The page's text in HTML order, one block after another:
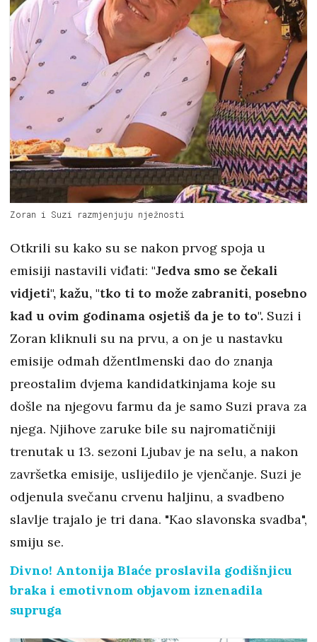
Zoran i Suzi razmjenjuju nježnosti
Otkrili su kako su se nakon prvog spoja u
emisiji nastavili viđati: "Jedva smo se čekali
vidjeti", kažu, "tko ti to može zabraniti, posebno
kad u ovim godinama osjetiš da je to to". Suzi i
Zoran kliknuli su na prvu, a on je u nastavku
emisije odmah džentlmenski dao do znanja
preostalim dvjema kandidatkinjama koje su
došle na njegovu farmu da je samo Suzi prava za
njega. Njihove zaruke bile su najromatičniji
trenutak u 13. sezoni Ljubav je na selu, a nakon
završetka emisije, uslijedilo je vjenčanje. Suzi je
odjenula svečanu crvenu haljinu, a svadbeno
slavlje trajalo je tri dana. "Kao slavonska svadba",
smiju se.
Divno! Antonija Blaće proslavila godišnjicu
braka i emotivnom objavom iznenadila
supruga